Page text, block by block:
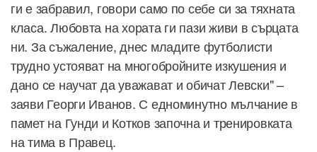
ги е забравил, говори само по себе си за тяхната
класа. Любовта на хората ги пази живи в сърцата
ни. За съжаление, днес младите футболисти
трудно устояват на многобройните изкушения и
дано се научат да уважават и обичат Левски" –
заяви Георги Иванов. С едноминутно мълчание в
памет на Гунди и Котков започна и тренировката
на тима в Правец.